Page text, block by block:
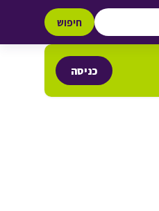
חיפוש
כניסה